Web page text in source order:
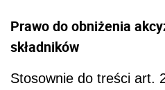
Prawo do obniżenia
składników
Stosownie do treści art.